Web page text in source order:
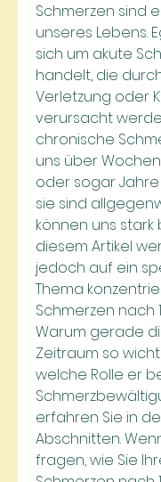
Schmerzen sind
unseres Lebens.
sich um akute
handelt, die
Verletzung oder
verursacht
chronische
uns über
oder sogar
sie sind
können uns stark
diesem Artikel
jedoch auf ein
Thema
Schmerzen nach
Warum gerade
Zeitraum so
welche Rolle er
erfahren Sie in
Abschnitten.
fragen, wie Sie